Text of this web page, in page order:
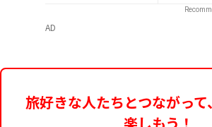
AD
旅好きな人たちとつながっ